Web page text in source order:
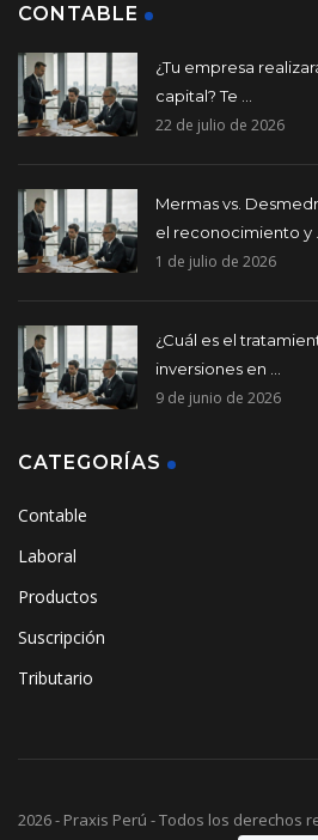
CONTABLE
¿Tu empresa
capital? Te ...
22 de julio de 2026
Mermas vs.
el reconocimiento y ...
1 de julio de 2026
¿Cuál es el
inversiones en ...
9 de junio de 2026
CATEGORÍAS
Contable
Laboral
Productos
Suscripción
Tributario
2026 - Praxis Perú - Todos los derechos